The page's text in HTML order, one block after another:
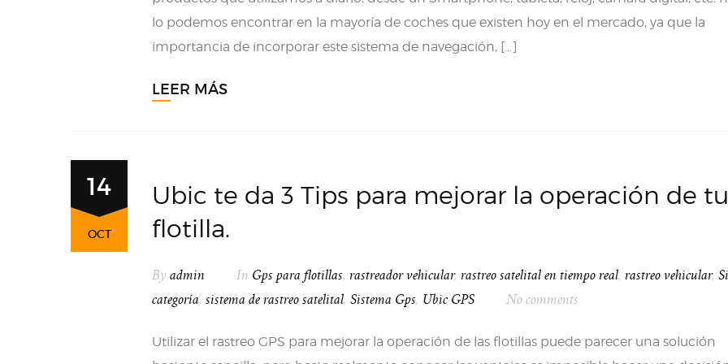
lo podemos encontrar en la mayoría de coches que existen hoy en el mercado, ya que la
importancia de incorporar este sistema de navegación, […]
LEER MÁS
14
OCT
Ubic te da 3 Tips para mejorar la operación de tu
flotilla.
By admin In Gps para flotillas, rastreador vehicular, rastreo satelital en tiempo real, rastreo vehicular,
categoría, sistema de rastreo satelital, Sistema Gps, Ubic GPS No comments
Utilizar el rastreo GPS para mejorar la operación de las flotillas puede parecer una solución